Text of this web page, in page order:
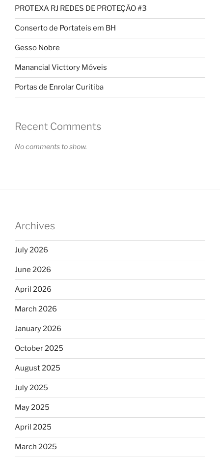
PROTEXA RJ REDES DE PROTEÇÃO #3
Conserto de Portateis em BH
Gesso Nobre
Manancial Victtory Móveis
Portas de Enrolar Curitiba
Recent Comments
No comments to show.
Archives
July 2026
June 2026
April 2026
March 2026
January 2026
October 2025
August 2025
July 2025
May 2025
April 2025
March 2025